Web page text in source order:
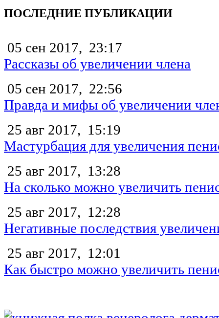
ПОСЛЕДНИЕ ПУБЛИКАЦИИ
05 сен 2017, 23:17
Рассказы об увеличении члена
05 сен 2017, 22:56
Правда и мифы об увеличении
25 авг 2017, 15:19
Мастурбация для увеличения
25 авг 2017, 13:28
На сколько можно увеличить
25 авг 2017, 12:28
Негативные последствия
25 авг 2017, 12:01
Как быстро можно увеличить